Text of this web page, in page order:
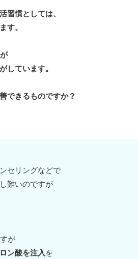
習慣としては、
す。
しています。
できるものですか？
セリングなどで
難いのですが
が
ン酸を注入 を